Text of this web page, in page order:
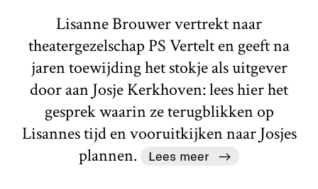
Lisanne Brouwer vertrekt naar
theatergezelschap PS Vertelt en geeft na
jaren toewijding het stokje als uitgever
door aan Josje Kerkhoven: lees hier het
gesprek waarin ze terugblikken op
Lisannes tijd en vooruitkijken naar Josjes
plannen.
Lees meer